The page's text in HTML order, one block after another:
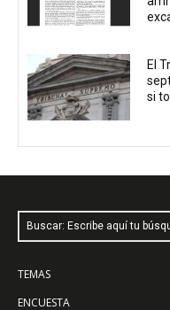
El
si
Buscar: Escribe aquí tu
TEMAS
ENCUESTA